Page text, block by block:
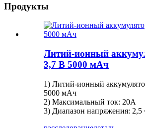
Продукты
Литий-ионный
3,7 В 5000 мАч
1) Литий-ионный
5000 мАч
2) Максимальный ток: 20А
3) Диапазон напряжения: 2,5